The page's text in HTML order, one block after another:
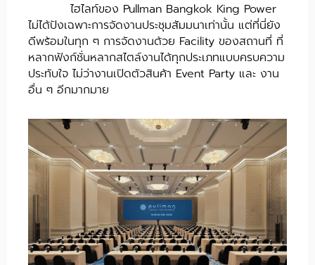
ไฮไลท์ของ Pullman Bangkok King Power
ไม่ได้ปังเฉพาะการจัดงานประชุมสัมมนาเท่านั้น แต่ที่นี่ยัง
ดีพร้อมในทุก ๆ การจัดงานด้วย Facility ของสถานที่ ที่
หลากฟังก์ชั่นหลากสไตล์งานได้ทุกประเภทแบบครบความ
ประทับใจ ไม่ว่างานเปิดตัวสินค้า Event Party และ งาน
อื่น ๆ อีกมากมาย